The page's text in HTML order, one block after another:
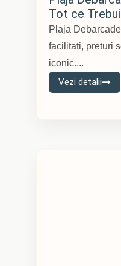
Tot ce
Plaja
facilitati, preturi
iconic....
Vezi detalii